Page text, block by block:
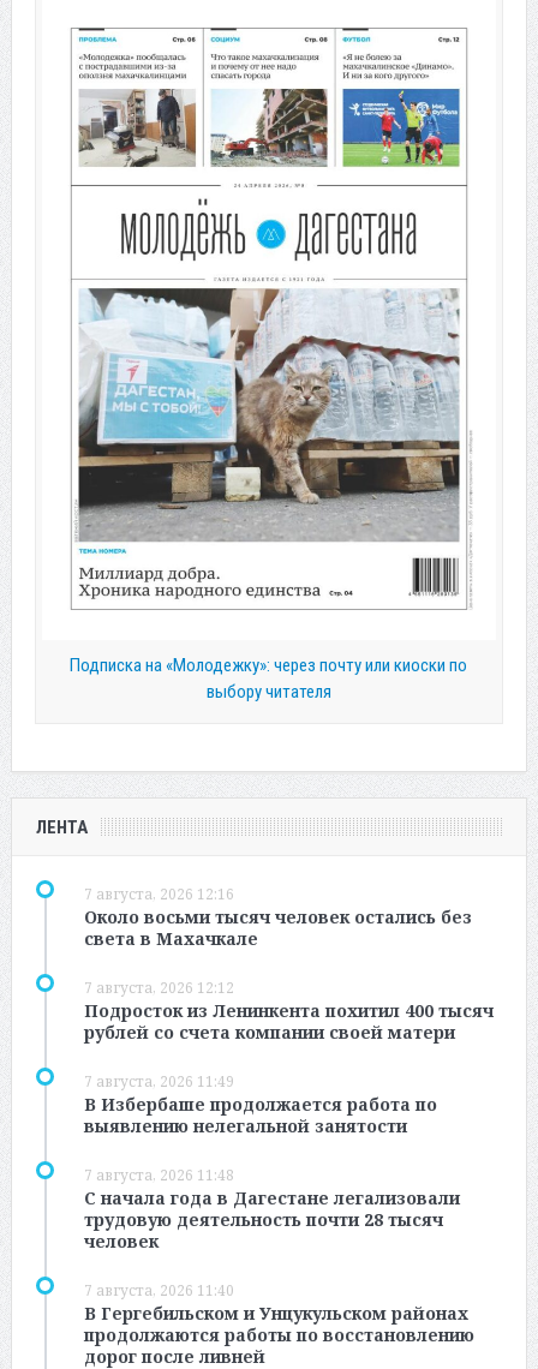
Подписка на «Молодежку»: через почту или киоски по
выбору читателя
ЛЕНТА
7 августа, 2026 12:16
Около восьми тысяч человек остались без
света в Махачкале
7 августа, 2026 12:12
Подросток из Ленинкента похитил 400 тысяч
рублей со счета компании своей матери
7 августа, 2026 11:49
В Избербаше продолжается работа по
выявлению нелегальной занятости
7 августа, 2026 11:48
С начала года в Дагестане легализовали
трудовую деятельность почти 28 тысяч
человек
7 августа, 2026 11:40
В Гергебильском и Унцукульском районах
продолжаются работы по восстановлению
дорог после ливней